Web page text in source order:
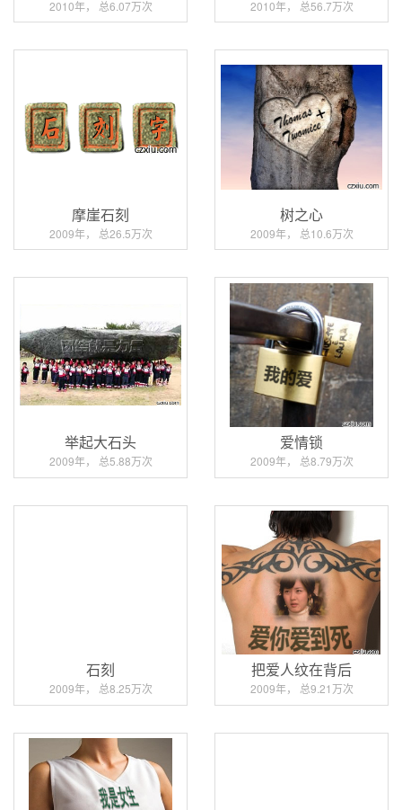
2010年， 总6.07万次 2010年， 总56.7万次
摩崖石刻
2009年， 总26.5万次
树之心
2009年， 总10.6万次
举起大石头
2009年， 总5.88万次
爱情锁
2009年， 总8.79万次
石刻
2009年， 总8.25万次
把爱人纹在背后
2009年， 总9.21万次